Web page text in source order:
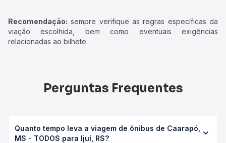
Recomendação: sempre verifique as regras específicas da
viação escolhida, bem como eventuais exigências
relacionadas ao bilhete.
Perguntas Frequentes
Quanto tempo leva a viagem de ônibus de Caarapó,
MS - TODOS para Ijuí, RS?